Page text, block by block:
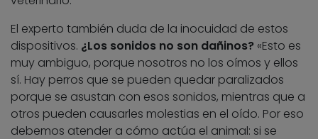
El experto también duda de la inocuidad de estos
dispositivos. ¿Los sonidos no son dañinos? «Esto es
muy ambiguo, porque nosotros no los oímos y ellos
sí. Hay perros que se pueden quedar paralizados
porque se asustan con esos sonidos, mientras que a
otros pueden causarles molestias en el oído. Por eso
debemos atender a cómo actúa el animal: si se